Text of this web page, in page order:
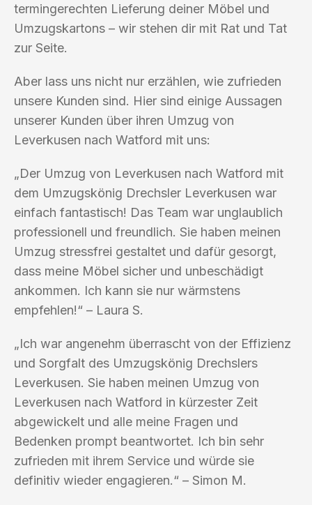
termingerechten Lieferung deiner Möbel und
Umzugskartons – wir stehen dir mit Rat und Tat
zur Seite.
Aber lass uns nicht nur erzählen, wie zufrieden
unsere Kunden sind. Hier sind einige Aussagen
unserer Kunden über ihren Umzug von
Leverkusen nach Watford mit uns:
„Der Umzug von Leverkusen nach Watford mit
dem Umzugskönig Drechsler Leverkusen war
einfach fantastisch! Das Team war unglaublich
professionell und freundlich. Sie haben meinen
Umzug stressfrei gestaltet und dafür gesorgt,
dass meine Möbel sicher und unbeschädigt
ankommen. Ich kann sie nur wärmstens
empfehlen!“ – Laura S.
„Ich war angenehm überrascht von der Effizienz
und Sorgfalt des Umzugskönig Drechslers
Leverkusen. Sie haben meinen Umzug von
Leverkusen nach Watford in kürzester Zeit
abgewickelt und alle meine Fragen und
Bedenken prompt beantwortet. Ich bin sehr
zufrieden mit ihrem Service und würde sie
definitiv wieder engagieren.“ – Simon M.